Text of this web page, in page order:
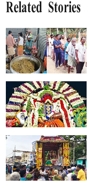
Related Stories